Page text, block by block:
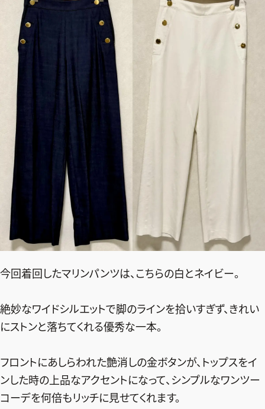
今回着回したマリンパンツは、こちらの白とネイビー。
絶妙なワイドシルエットで脚のラインを拾いすぎず、きれい
にストンと落ちてくれる優秀な一本。
フロントにあしらわれた艶消しの金ボタンが、トップスをイ
ンした時の上品なアクセントになって、シンプルなワンツー
コーデを何倍もリッチに見せてくれます。